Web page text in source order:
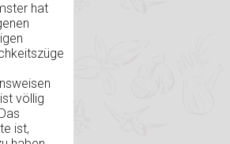
hat
völlig
ist,